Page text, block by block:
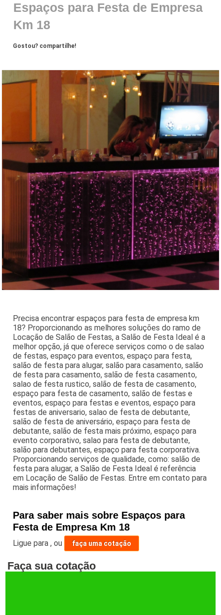
Espaços para Festa de Empresa
Km 18
Gostou? compartilhe!
Precisa encontrar espaços para festa de empresa km
18? Proporcionando as melhores soluções do ramo de
Locação de Salão de Festas, a Salão de Festa Ideal é a
melhor opção, já que oferece serviços como o de salao
de festas, espaço para eventos, espaço para festa,
salão de festa para alugar, salão para casamento, salão
de festa para casamento, salão de festa casamento,
salao de festa rustico, salão de festa de casamento,
espaço para festa de casamento, salão de festas e
eventos, espaço para festas e eventos, espaço para
festas de aniversario, salao de festa de debutante,
salão de festa de aniversário, espaço para festa de
debutante, salão de festa mais próximo, espaço para
evento corporativo, salao para festa de debutante,
salão para debutantes, espaço para festa corporativa.
Proporcionando serviços de qualidade, como: salão de
festa para alugar, a Salão de Festa Ideal é referência
em Locação de Salão de Festas. Entre em contato para
mais informações!
Para saber mais sobre Espaços para
Festa de Empresa Km 18
Ligue para,ou faça uma cotação
Faça sua cotação